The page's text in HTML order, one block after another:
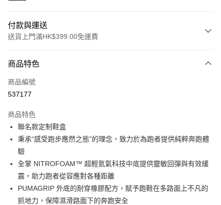
付款與運送
送貨上門滿HK$399.00免運費
信用卡
線上付款
Alipay, PayMe, WeChat Pay, UnionPay, FPS
送貨方式
單筆訂單淨值滿$399可享免運費優惠
每筆HK$30.00，滿HK$399.00或以上免運費
滿$599可享澳門免運費優惠
商品特色
商品編號
537177
商品特色
聯名款定制鞋盒
秉承“感受跑步應然之態”的理念，致力於為跑者提供純粹奔跑體
驗
全掌 NITROFOAM™ 超輕氮氣科技中底提供靈敏回彈與有效緩
震，助力跑者從容應對各種距離
PUMAGRIP 外底的耐穿橡膠配方，賦予跑鞋在多路面上不凡的
抓地力，保障濕滑路面下的奔跑安全